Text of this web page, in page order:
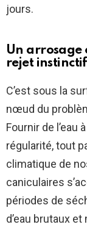
jours.
Un arrosage
rejet
C’est sous la
nœud du
Fournir de l’eau
régularité, tout
climatique de
caniculaires
périodes de
d’eau brutaux